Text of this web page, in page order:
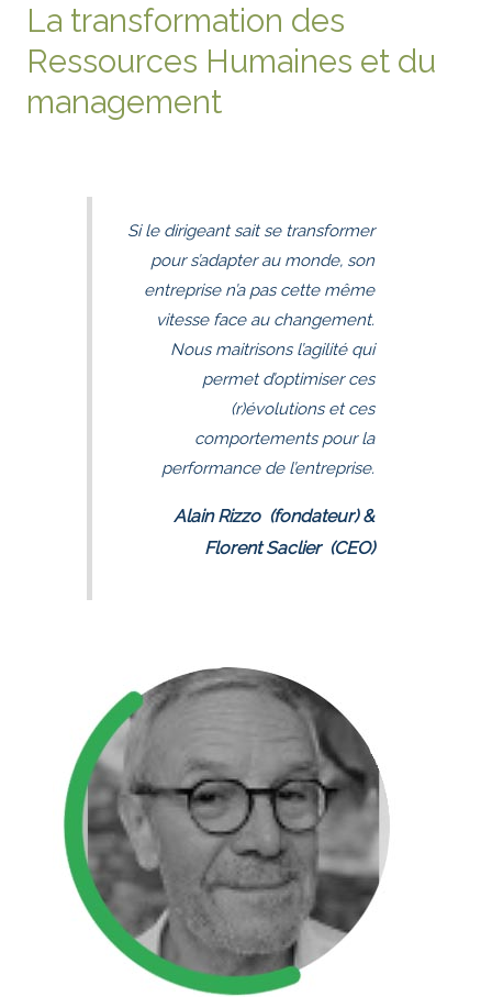
La transformation des
Ressources Humaines et du
management
Si le dirigeant sait se transformer
pour s’adapter au monde, son
entreprise n’a pas cette même
vitesse face au changement.
Nous maitrisons l’agilité qui
permet d’optimiser ces
(r)évolutions et ces
comportements pour la
performance de l’entreprise.
Alain Rizzo (fondateur)&
Florent Saclier (CEO)